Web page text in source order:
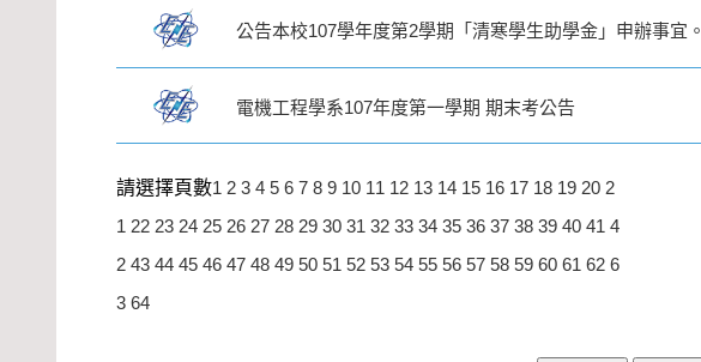
公告本校107學年度第2學期「清寒學生助學金」申辦事宜。
電機工程學系107年度第一學期 期末考公告
請選擇頁數1 2 3 4 5 6 7 8 9 10 11 12 13 14 15 16 17 18 19 20 2
1 22 23 24 25 26 27 28 29 30 31 32 33 34 35 36 37 38 39 40 41 4
2 43 44 45 46 47 48 49 50 51 52 53 54 55 56 57 58 59 60 61 62 6
3 64